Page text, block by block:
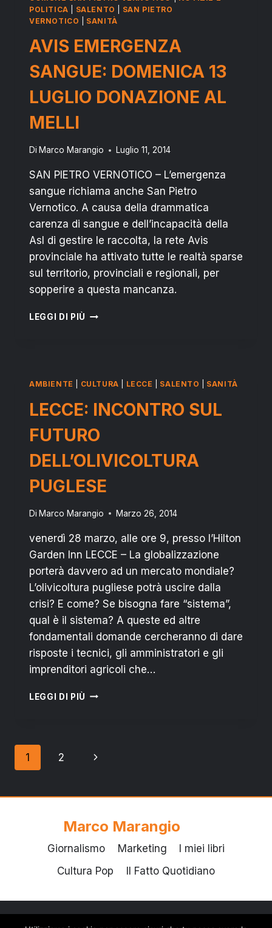
29
LUGLIO
DONA
AL
MELLI
POLITICA
SALENTO
SAN PIETRO
VERNOTICO
SANITÀ
AVIS EMERGENZA
SANGUE: DOMENICA 13
LUGLIO DONAZIONE AL
MELLI
Di Marco Marangio Luglio 11, 2014
SAN PIETRO VERNOTICO – L’emergenza
sangue richiama anche San Pietro
Vernotico. A causa della drammatica
carenza di sangue e dell’incapacità della
Asl di gestire le raccolta, la rete Avis
provinciale ha attivato tutte le realtà sparse
sul territorio, provinciali e regionali, per
sopperire a questa mancanza.
LEGGI DI PIÙ AVIS
DONAZIONE
AL
MELLI
AMBIENTE CULTURA LECCE SALENTO SANITÀ
LECCE: INCONTRO SUL
FUTURO
DELL’OLIVICOLTURA
PUGLESE
Di Marco Marangio Marzo 26, 2014
venerdì 28 marzo, alle ore 9, presso l’Hilton
Garden Inn LECCE – La globalizzazione
porterà davvero ad un mercato mondiale?
L’olivicoltura pugliese potrà uscire dalla
crisi? E come? Se bisogna fare “sistema”,
qual è il sistema? A queste ed altre
fondamentali domande cercheranno di dare
risposte i tecnici, gli amministratori e gli
imprenditori agricoli che…
LEGGI DI PIÙ LECCE:
PUGLESE
Navigazione
1 2
Pagina
Marco Marangio
Giornalismo Marketing
I miei libri
Cultura Pop
Il Fatto Quotidiano